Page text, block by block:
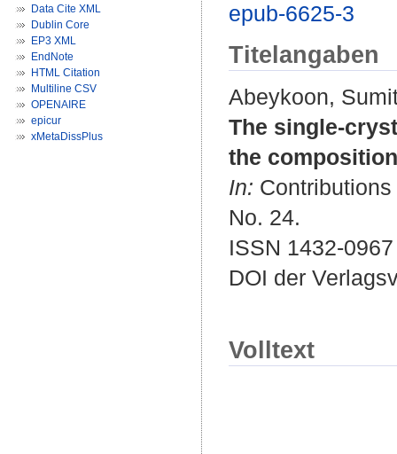
Data Cite XML
Dublin Core
EP3 XML
EndNote
HTML Citation
Multiline CSV
OPENAIRE
epicur
xMetaDissPlus
epub-6625-3
Titelangaben
Abeykoon,
The single-
the
In:
No. 24.
ISSN 1432-0967
DOI der
Volltext